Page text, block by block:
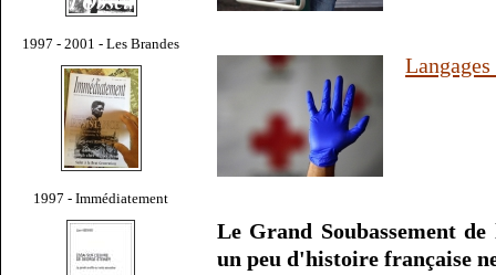
1997 - 2001 - Les Brandes
1997 - Immédiatement
Le Grand Soubassement
un peu d'histoire française